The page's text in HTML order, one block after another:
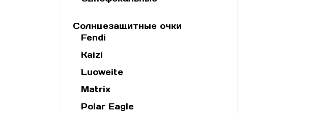
Солнцезащитные очки
Fendi
Kaizi
Luoweite
Matrix
Polar Eagle